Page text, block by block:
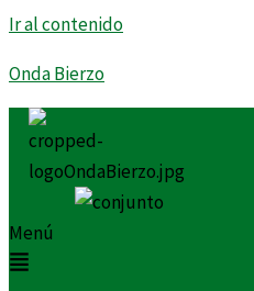
Ir al contenido
Onda Bierzo
Menú